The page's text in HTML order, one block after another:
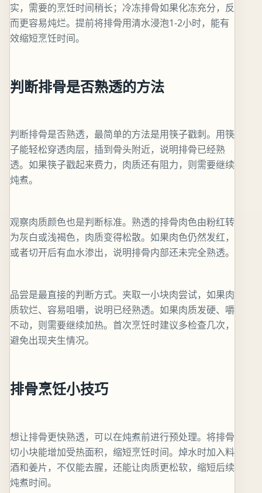
实，需要的烹饪时间稍长；冷冻排骨如果化冻充分，反
而更容易炖烂。提前将排骨用清水浸泡1-2小时，能有
效缩短烹饪时间。
判断排骨是否熟透的方法
判断排骨是否熟透，最简单的方法是用筷子戳刺。用筷
子能轻松穿透肉层，插到骨头附近，说明排骨已经熟
透。如果筷子戳起来费力，肉质还有阻力，则需要继续
炖煮。
观察肉质颜色也是判断标准。熟透的排骨肉色由粉红转
为灰白或浅褐色，肉质变得松散。如果肉色仍然发红，
或者切开后有血水渗出，说明排骨内部还未完全熟透。
品尝是最直接的判断方式。夹取一小块肉尝试，如果肉
质软烂、容易咀嚼，说明已经熟透。如果肉质发硬、嚼
不动，则需要继续加热。首次烹饪时建议多检查几次，
避免出现夹生情况。
排骨烹饪小技巧
想让排骨更快熟透，可以在炖煮前进行预处理。将排骨
切小块能增加受热面积，缩短烹饪时间。焯水时加入料
酒和姜片，不仅能去腥，还能让肉质更松软，缩短后续
炖煮时间。